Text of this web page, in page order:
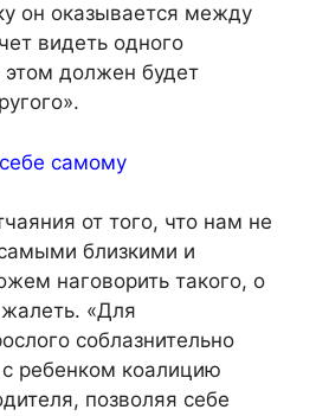
он оказывается между
видеть одного
должен будет
самому
от того, что нам не
близкими и
наговорить такого, о
«Для
соблазнительно
с ребенком коалицию
позволяя себе